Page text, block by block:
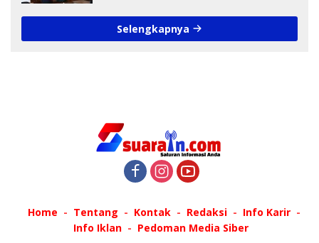
Selengkapnya
Home Tentang Kontak Redaksi
Info Karir
Info Iklan
Pedoman Media Siber